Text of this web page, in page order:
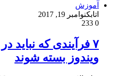
آموزش
اتابکنوامبر 19, 2017
0
ویندوز بسته شوند